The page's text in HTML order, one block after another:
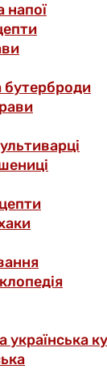
напої
бутерброди
українська